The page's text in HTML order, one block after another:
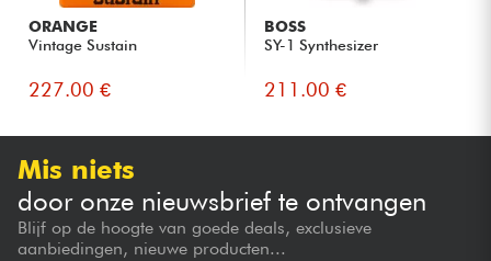
ORANGE
Vintage Sustain
227.00 €
BOSS
SY-1 Synthesizer
211.00 €
Mis niets
door onze nieuwsbrief te ontvangen
Blijf op de hoogte van goede deals, exclusieve
aanbiedingen, nieuwe producten...